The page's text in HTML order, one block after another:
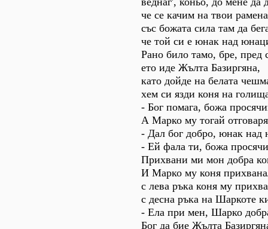
че се качим на твои
със божата сила там да
че той си е юнак над
Рано било тамо, бре, пред
ето иде Жълта Базиргяна,
като дойде на белата
хем си язди коня на
- Бог помага, божа
А Марко му тогай
- Дал бог добро, юнак над
- Ей фала ти, божа
Прихвани ми мон добра
И Марко му коня
с лева ръка коня му
с десна ръка на Шаркоте
- Ела при мен, Шарко
Бог да бие Жълта